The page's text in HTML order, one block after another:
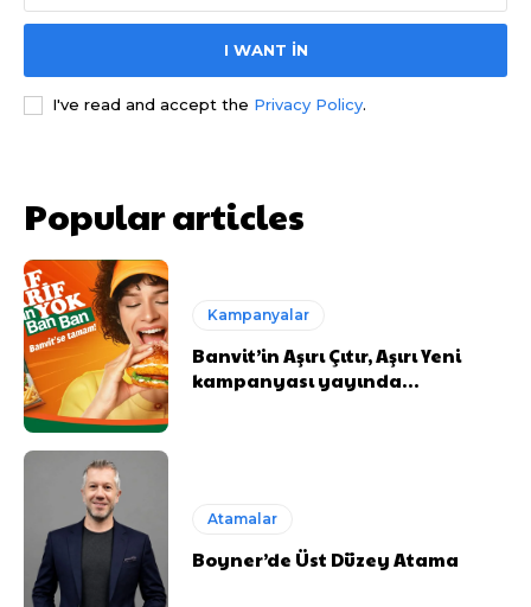
I WANT IN
I've read and accept the Privacy Policy.
Popular articles
Kampanyalar
Banvit’in Aşırı Çıtır, Aşırı Yeni
kampanyası yayında…
Atamalar
Boyner’de Üst Düzey Atama